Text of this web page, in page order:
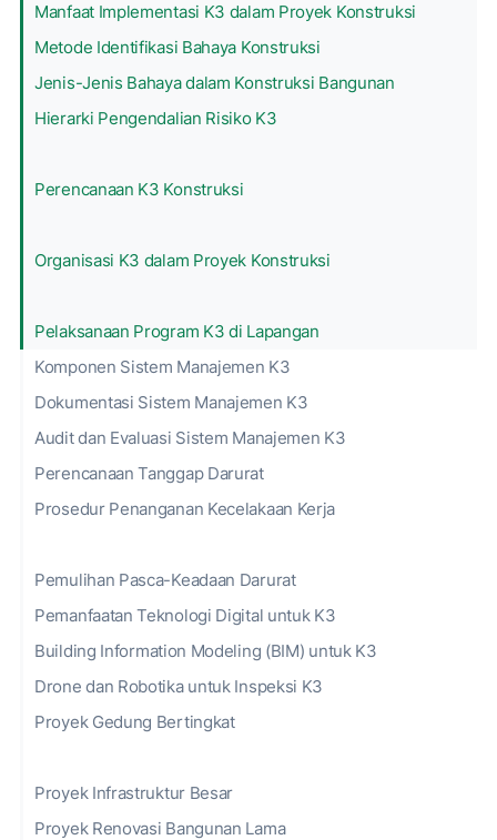
Manfaat Implementasi K3 dalam Proyek Konstruksi
Metode Identifikasi Bahaya Konstruksi
Jenis-Jenis Bahaya dalam Konstruksi Bangunan
Hierarki Pengendalian Risiko K3
Perencanaan K3 Konstruksi
Organisasi K3 dalam Proyek Konstruksi
Pelaksanaan Program K3 di Lapangan
Komponen Sistem Manajemen K3
Dokumentasi Sistem Manajemen K3
Audit dan Evaluasi Sistem Manajemen K3
Perencanaan Tanggap Darurat
Prosedur Penanganan Kecelakaan Kerja
Pemulihan Pasca-Keadaan Darurat
Pemanfaatan Teknologi Digital untuk K3
Building Information Modeling (BIM) untuk K3
Drone dan Robotika untuk Inspeksi K3
Proyek Gedung Bertingkat
Proyek Infrastruktur Besar
Proyek Renovasi Bangunan Lama